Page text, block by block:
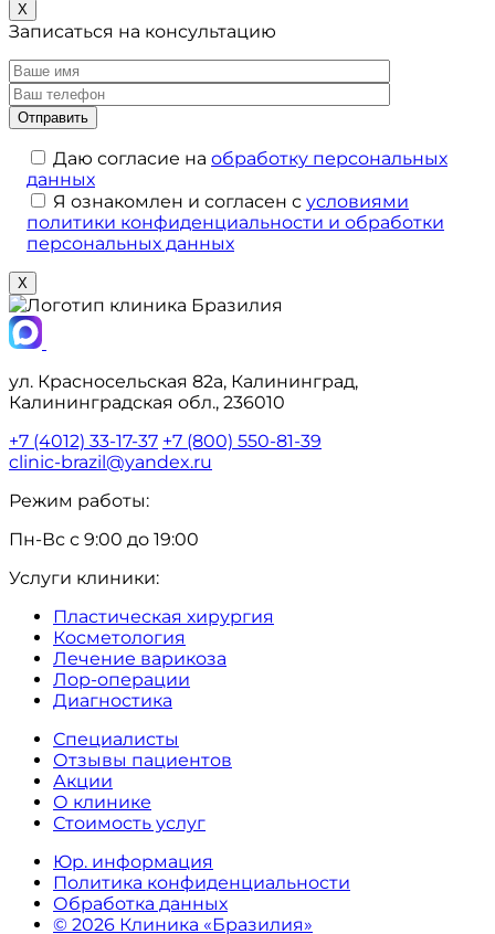
X
Записаться на консультацию
Даю согласие на обработку персональных
данных
Я ознакомлен и согласен с условиями
политики конфиденциальности и обработки
персональных данных
X
ул. Красносельская 82а, Калининград,
Калининградская обл., 236010
+7 (4012) 33-17-37 +7 (800) 550-81-39
clinic-brazil@yandex.ru
Режим работы:
Пн-Вс с 9:00 до 19:00
Услуги клиники:
Пластическая хирургия
Косметология
Лечение варикоза
Лор-операции
Диагностика
Специалисты
Отзывы пациентов
Акции
О клинике
Стоимость услуг
Юр. информация
Политика конфиденциальности
Обработка данных
© 2026 Клиника «Бразилия»